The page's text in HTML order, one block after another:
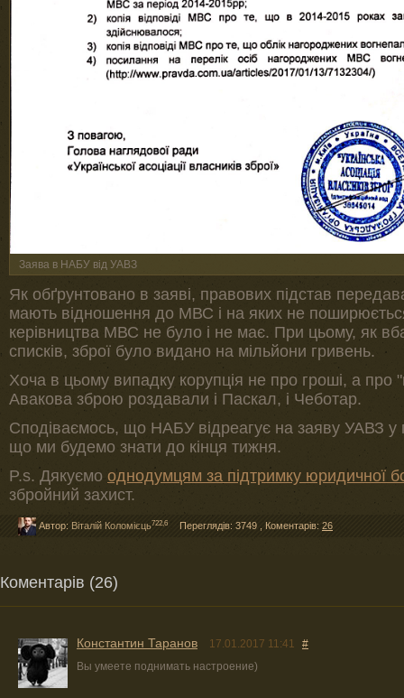
Заява в НАБУ від УАВЗ
Як обґрунтовано в заяві, правових підстав
мають відношення до МВС і на яких не
керівництва МВС не було і не має. При цьому, як
списків, зброї було видано на мільйони гривень.
Хоча в цьому випадку корупція не про гроші, а про
Авакова зброю роздавали і Паскал, і Чеботар.
Сподіваємось, що НАБУ відреагує на заяву УАВЗ у
що ми будемо знати до кінця тижня.
P.s. Дякуємо однодумцям за підтримку юридичної
збройний захист.
Автор: Віталій Коломієць722,6 Переглядів: 3749 Коментарів: 26
Коментарів (26)
Константин Таранов 17.01.2017 11:41
#
Вы умеете поднимать настроение)